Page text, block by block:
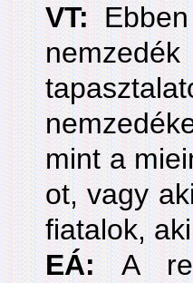
VT:Ebben
mint a
ot, vagy
fiatalok,
EÁ:A